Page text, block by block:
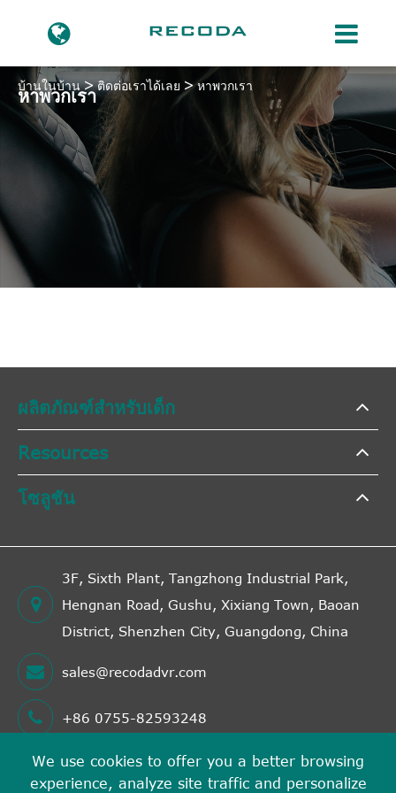
บ้านในบ้าน ติดต่อเราได้เลย หาพวกเรา
หาพวกเรา
ผลิตภัณฑ์สำหรับเด็ก
Resources
โซลูชัน
3F, Sixth Plant, Tangzhong Industrial Park,
Hengnan Road, Gushu, Xixiang Town, Baoan
District, Shenzhen City, Guangdong, China
sales@recodadvr.com
+86 0755-82593248
We use cookies to offer you a better browsing
experience, analyze site traffic and personalize